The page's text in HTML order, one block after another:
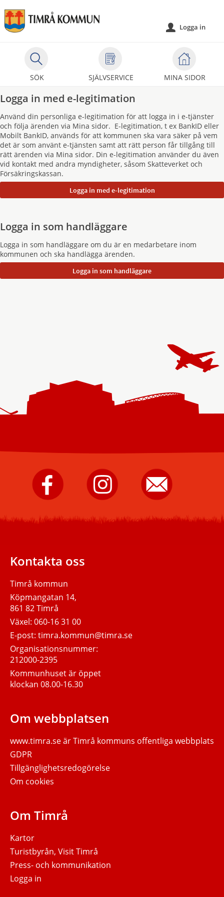
Välkommen
till
självservice
kommun
SÖK SJÄLVSERVICE MINA SIDOR
u Logga in
Logga in med e-legitimation
Använd din personliga e-legitimation för att logga in i e-tjänster
och följa ärenden via Mina sidor. E-legitimation, t ex BankID eller
Mobilt BankID, används för att kommunen ska vara säker på vem
det är som använt e-tjänsten samt att rätt person får tillgång till
rätt ärenden via Mina sidor. Din e-legitimation använder du även
vid kontakt med andra myndigheter, såsom Skatteverket och
Försäkringskassan.
Logga in som handläggare
Logga in som handläggare om du är en medarbetare inom
kommunen och ska handlägga ärenden.
Timrå
kommun
Facebook.
Timrå
kommun
på
Instagram.
Skicka
e-
post
till
kommun.
Kontakta oss
Timrå kommun
Köpmangatan 14,
861 82 Timrå
Växel:060-16 31 00
E-post:timra.kommun@timra.se
Organisationsnummer:
212000-2395
Kommunhuset är öppet
klockan 08.00-16.30
Om webbplatsen
www.timra.seär Timrå kommuns offentliga webbplats
GDPR
Tillgänglighetsredogörelse
Om cookies
Om Timrå
Kartor
Turistbyrån, Visit Timrå
Press- och kommunikation
Logga in